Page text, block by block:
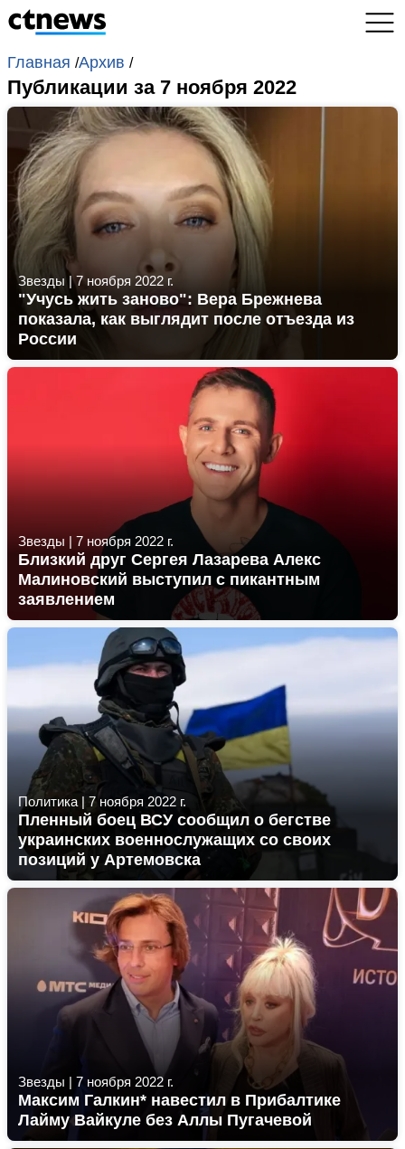
Главная /Архив /
Публикации за 7 ноября 2022
Звезды |7 ноября 2022 г.
"Учусь жить заново": Вера Брежнева
показала, как выглядит после отъезда из
России
Звезды | 7 ноября 2022 г.
Близкий друг Сергея Лазарева Алекс
Малиновский выступил с пикантным
заявлением
Политика | 7 ноября 2022 г.
Пленный боец ВСУ сообщил о бегстве
украинских военнослужащих со своих
позиций у Артемовска
Звезды | 7 ноября 2022 г.
Максим Галкин* навестил в Прибалтике
Лайму Вайкуле без Аллы Пугачевой